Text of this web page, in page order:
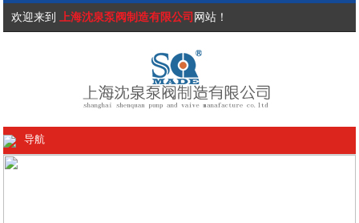
欢迎来到 上海沈泉泵阀制造有限公司 网站！
导航